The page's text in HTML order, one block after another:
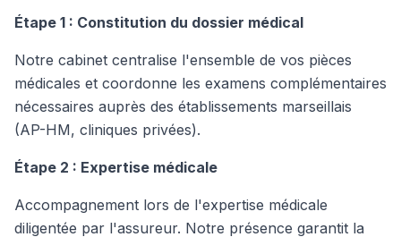
Étape 1 : Constitution du dossier médical
Notre cabinet centralise l'ensemble de vos pièces
médicales et coordonne les examens complémentaires
nécessaires auprès des établissements marseillais
(AP-HM, cliniques privées).
Étape 2 : Expertise médicale
Accompagnement lors de l'expertise médicale
diligentée par l'assureur. Notre présence garantit la